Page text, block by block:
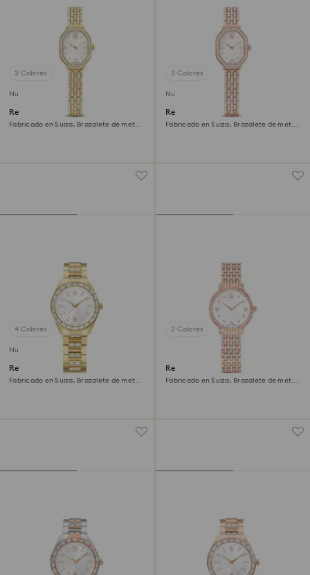
3 Colores
Nuevo
Reloj Dextera octagon
Fabricado en Suiza, Brazalete de metal,
3 Colores
Nuevo
Reloj Dextera octagon
Fabricado en Suiza, Brazalete de metal,
4 Colores
Nuevo
Reloj Matrix date
Fabricado en Suiza, Brazalete de metal,
2 Colores
Reloj Imber
Fabricado en Suiza, Brazalete de metal,